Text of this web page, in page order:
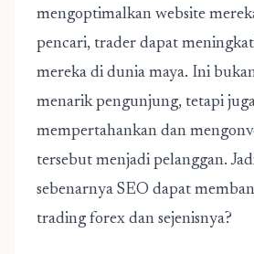
mengoptimalkan website
pencari, trader dapat
mereka di dunia maya. Ini
menarik pengunjung, tetapi
mempertahankan dan
tersebut menjadi pelanggan.
sebenarnya SEO dapat
trading forex dan sejenisnya?